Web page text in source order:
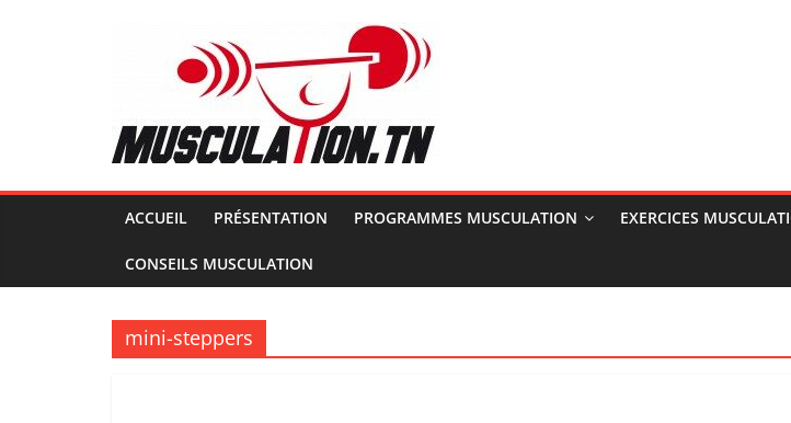
Musculation.tn
Pour
avoir
des
d'acier
ACCUEIL PRÉSENTATION PROGRAMMES MUSCULATION EXERCICES
CONSEILS MUSCULATION
mini-steppers